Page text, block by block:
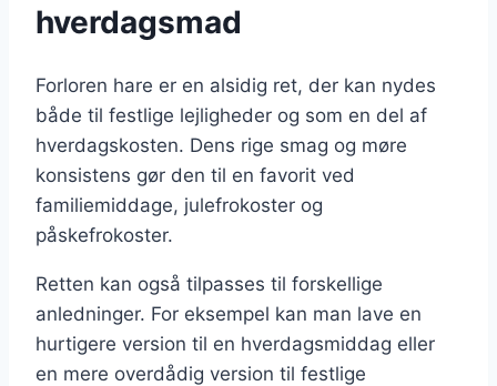
hverdagsmad
Forloren hare er en alsidig ret, der kan nydes
både til festlige lejligheder og som en del af
hverdagskosten. Dens rige smag og møre
konsistens gør den til en favorit ved
familiemiddage, julefrokoster og
påskefrokoster.
Retten kan også tilpasses til forskellige
anledninger. For eksempel kan man lave en
hurtigere version til en hverdagsmiddag eller
en mere overdådig version til festlige